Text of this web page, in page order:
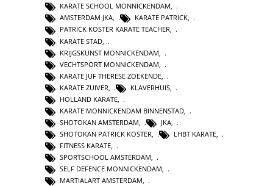
KARATE SCHOOL MONNICKENDAM,
AMSTERDAM JKA, KARATE PATRICK,
PATRICK KOSTER KARATE TEACHER,
KARATE STAD
KRIJGSKUNST MONNICKENDAM
VECHTSPORT MONNICKENDAM
KARATE JUF THERESE ZOEKENDE
KARATE ZUIVER
KLAVERHUIS
HOLLAND KARATE
KARATE MONNICKENDAM BINNENSTAD
SHOTOKAN AMSTERDAM
JKA
SHOTOKAN PATRICK KOSTER, LHBT KARATE,
FITNESS KARATE,
SPORTSCHOOL AMSTERDAM,
SELF DEFENCE MONNICKENDAM,
MARTIALART AMSTERDAM,